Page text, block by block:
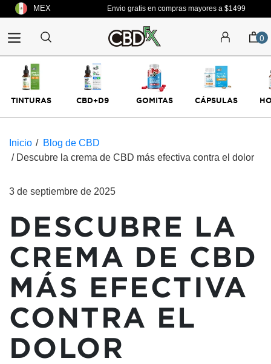
directamente
MEX Envio gratis en compras mayores a $1499
0
TINTURAS CBD+D9 GOMITAS CÁPSULAS
Inicio /
Blog de CBD
/ Descubre la crema de CBD más efectiva contra el dolor
3 de septiembre de 2025
DESCUBRE LA
CREMA DE CBD
MÁS EFECTIVA
CONTRA EL
DOLOR